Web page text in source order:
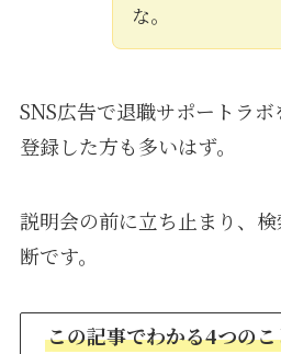
な。
SNS広告で退職サポートラ
登録した方も多いはず。
説明会の前に立ち止まり、
断です。
この記事でわかる4つの